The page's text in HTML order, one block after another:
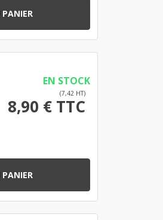
EN STOCK
(7,42 HT)
8,90 € TTC